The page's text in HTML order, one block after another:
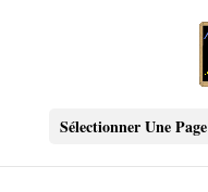
Sélectionner Une Page